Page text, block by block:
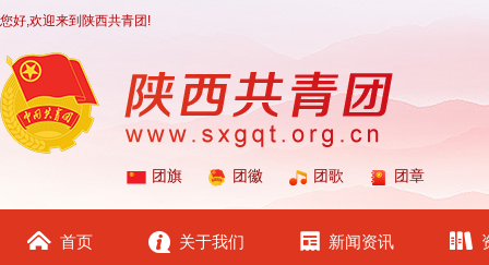
您好,欢迎来到陕西共青团!
团旗 团徽 团歌 团章
首页 关于我们 新闻资讯